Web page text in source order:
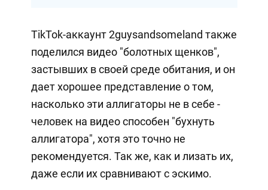
TikTok-аккаунт 2guysandsomeland также
поделился видео "болотных щенков",
застывших в своей среде обитания, и он
дает хорошее представление о том,
насколько эти аллигаторы не в себе -
человек на видео способен "бухнуть
аллигатора", хотя это точно не
рекомендуется. Так же, как и лизать их,
даже если их сравнивают с эскимо.